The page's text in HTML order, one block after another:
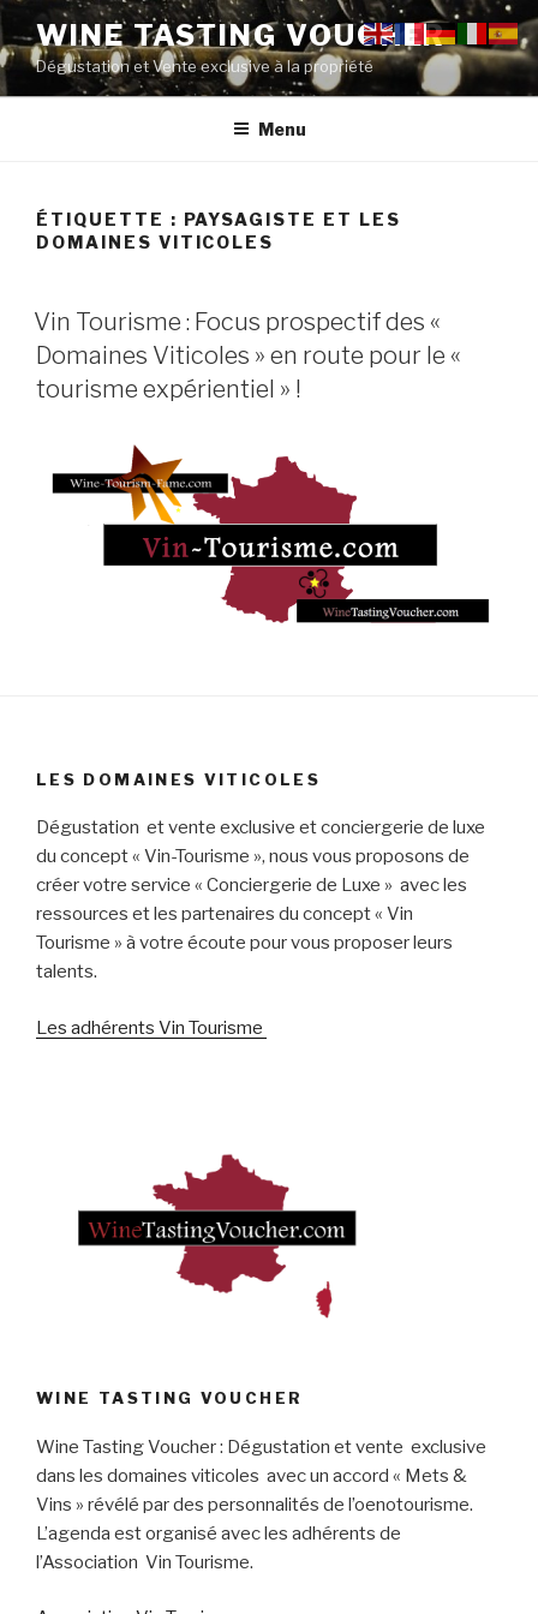
Aller
au
contenu
principal
WINE TASTING VOUCHER
Dégustation et Vente exclusive à la propriété
Menu
ÉTIQUETTE : PAYSAGISTE ET LES
DOMAINES VITICOLES
PUBLIÉ
LE
Vin Tourisme : Focus prospectif des «
Domaines Viticoles » en route pour le «
tourisme expérientiel » !
LES DOMAINES VITICOLES
Dégustation et vente exclusive et conciergerie de luxe
du concept « Vin-Tourisme », nous vous proposons de
créer votre service « Conciergerie de Luxe » avec les
ressources et les partenaires du concept « Vin
Tourisme » à votre écoute pour vous proposer leurs
talents.
Les adhérents Vin Tourisme
WINE TASTING VOUCHER
Wine Tasting Voucher : Dégustation et vente exclusive
dans les domaines viticoles avec un accord « Mets &
Vins » révélé par des personnalités de l’oenotourisme.
L’agenda est organisé avec les adhérents de
l’Association Vin Tourisme.